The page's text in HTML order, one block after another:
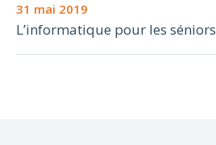
31 mai 2019
L’informatique pour les séniors